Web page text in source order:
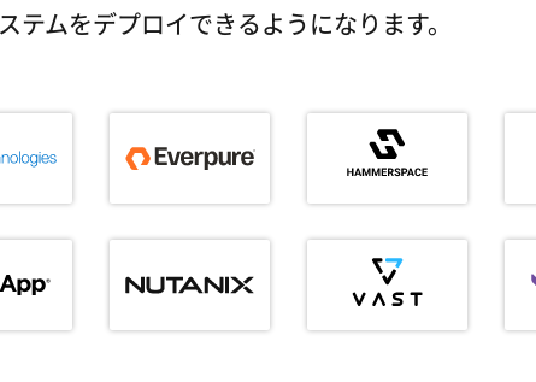
テムをデプロイできるようになります。